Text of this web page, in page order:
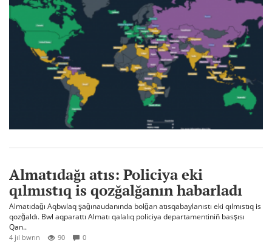
Almatıdağı atıs: Policiya eki
qılmıstıq is qozğalğanın habarladı
Almatıdağı Aqbwlaq şağınaudanında bolğan atısqabaylanıstı eki qılmıstıq is
qozğaldı. Bwl aqparattı Almatı qalalıq policiya departamentiniñ basşısı
Qan..
4 jıl bwrın 90 0